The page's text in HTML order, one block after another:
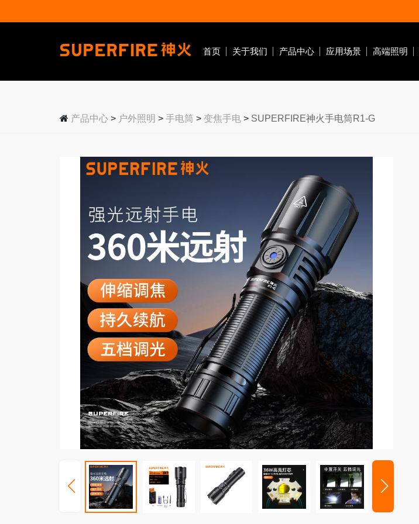
首页 关于我们 产品中心
户外照明 手电筒
手提手电
露营手电
EDC手电
医护手电
头灯
感应头灯
工作灯 潜水灯 自行车灯钓鱼灯
周边配件
电池
充电器
工兵铲
防爆产品
防爆灯具
防爆头灯
防爆手电
投光灯
太阳能(充电)型
移动(充电)型
升降工作灯
便携式升降灯
升降式移动灯车
铁路信号灯
多功能防灾灯
安全警示灯
录像工作灯
多功能棒管灯
家居照明 小夜灯
商业照明
应用场景 高端照明
产品中心 > 户外照明 > 手电筒 > 变焦手电 > SUPERFIRE神火手电筒R1-G